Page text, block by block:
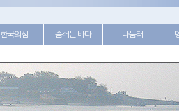
한국의섬 숨쉬는 바다 나눔터